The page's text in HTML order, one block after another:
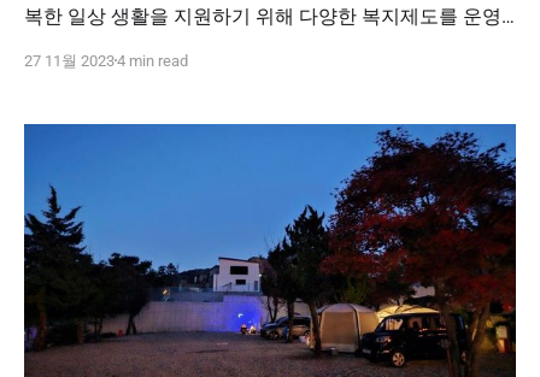
복한 일상 생활을 지원하기 위해 다양한 복지제도를 운영
워크샵 등😉이 있죠! 오늘 소개해드릴 또 다른 피앤피시큐
다! 동호회 활동비 지원 제도란, 🤩팀/직급과 상관없이 모
27 11월 20234 min read